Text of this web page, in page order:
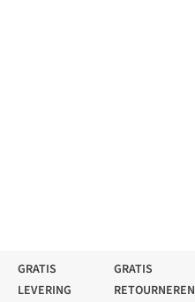
GRATIS
LEVERING
GRATIS
RETOURNEREN